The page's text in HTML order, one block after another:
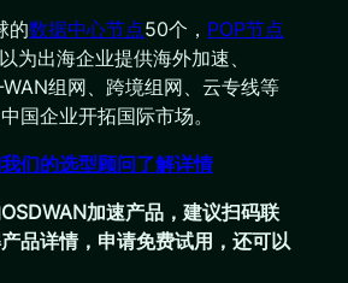
的数据中心节点50个， POP节点
为出海企业提供海外加速、
组网、跨境组网、云专线等
国企业开拓国际市场。
们的选型顾问了解详情
加速产品，建议扫码联
品详情，申请免费试用，还可以